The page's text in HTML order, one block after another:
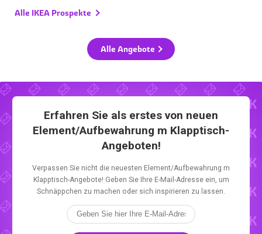
Alle IKEA Prospekte
Alle Angebote
Erfahren Sie als erstes von neuen
Element/Aufbewahrung m Klapptisch-
Angeboten!
Verpassen Sie nicht die neuesten Element/Aufbewahrung m
Klapptisch-Angebote! Geben Sie Ihre E-Mail-Adresse ein, um
Schnäppchen zu machen oder sich inspirieren zu lassen.